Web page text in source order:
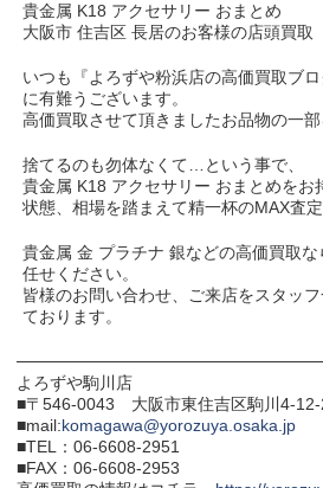
貴金属 K18 アクセサリー おまとめ
大阪市 住吉区 長居のお客様の店頭買取
いつも『よろずや粉浜店の高価買取ブ
に有難うございます。
高価買取させて頂きましたお品物の一部
捨てるのも勿体なくて…という事で、
貴金属 K18 アクセサリー おまとめをお
状態、相場を踏まえて精一杯のMAX査
貴金属 金 プラチナ 銀などの高価買取
任せください。
皆様のお問い合わせ、ご来店をスタッ
ております。
よろずや駒川店
■〒546-0043 大阪市東住吉区駒川4-12-
■mail:komagawa@yorozuya.osaka.jp
■TEL：06-6608-2951
■FAX：06-6608-2953